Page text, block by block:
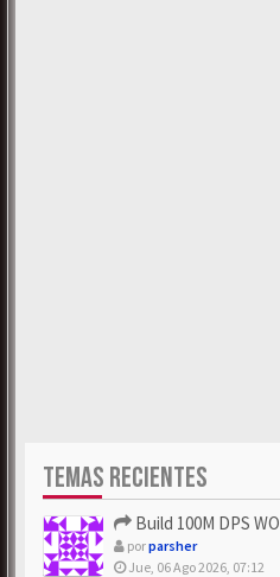
TEMAS RECIENTES
Build 100M DPS WORB
porparsher
Jue, 06 Ago 2026, 07:12